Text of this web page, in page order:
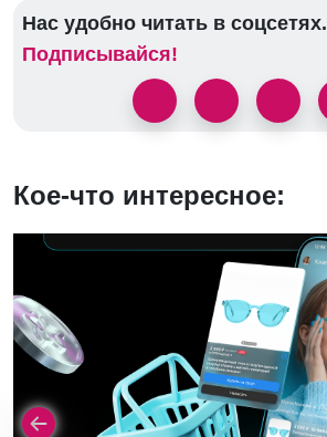
Нас удобно читать в соцсетях.
Подписывайся!
Кое-что интересное: